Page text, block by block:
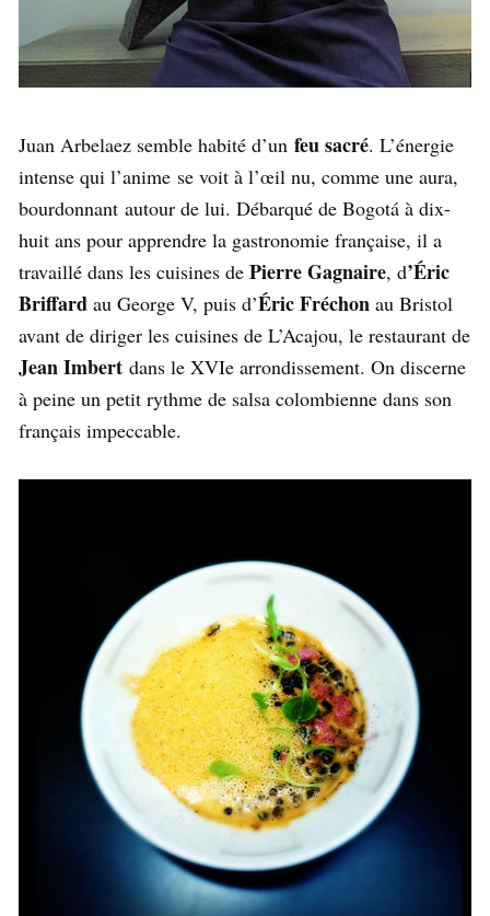
Juan Arbelaez semble habité d’un feu sacré. L’énergie
intense qui l’anime se voit à l’œil nu, comme une aura,
bourdonnant autour de lui. Débarqué de Bogotá à dix-
huit ans pour apprendre la gastronomie française, il a
travaillé dans les cuisines de Pierre Gagnaire, d’Éric
Briffard au George V, puis d’Éric Fréchon au Bristol
avant de diriger les cuisines de L’Acajou, le restaurant de
Jean Imbert dans le XVIe arrondissement. On discerne
à peine un petit rythme de salsa colombienne dans son
français impeccable.